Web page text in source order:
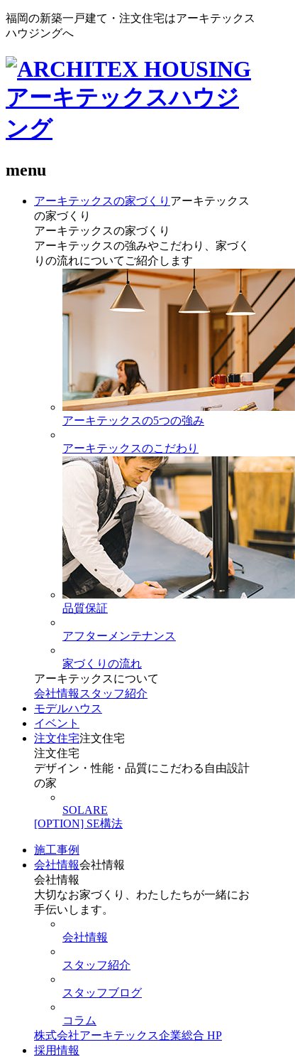
福岡の新築一戸建て・注文住宅はアーキテックス
ハウジングへ
menu
アーキテックスの家づくり アーキテックス
の家づくり
アーキテックスの家づくり
アーキテックスの強みやこだわり、家づく
りの流れについてご紹介します
アーキテックスの5つの強み
アーキテックスのこだわり
品質保証
アフターメンテナンス
家づくりの流れ
アーキテックスについて
会社情報 スタッフ紹介
モデルハウス
イベント
注文住宅注文住宅
注文住宅
デザイン・性能・品質にこだわる自由設計
の家
SOLARE
[OPTION] SE構法
施工事例
会社情報会社情報
会社情報
大切なお家づくり、わたしたちが一緒にお
手伝いします。
会社情報
スタッフ紹介
スタッフブログ
コラム
株式会社アーキテックス企業総合 HP
採用情報